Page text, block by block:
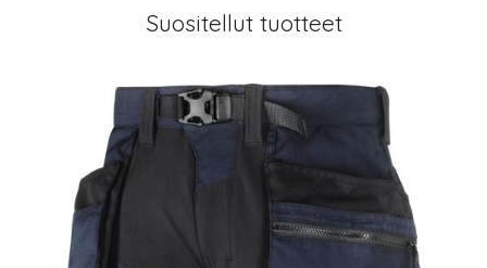
Suositellut tuotteet